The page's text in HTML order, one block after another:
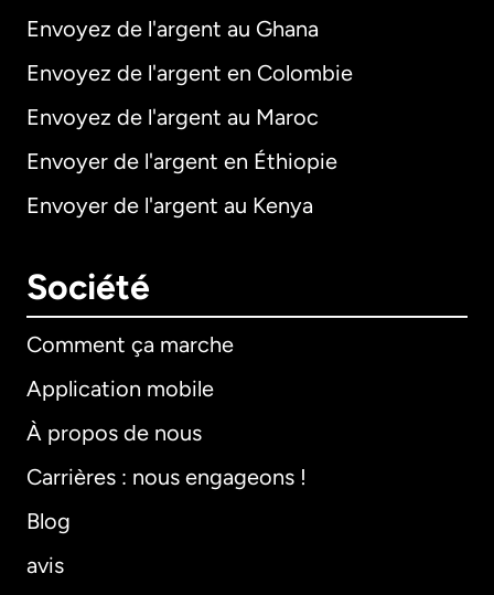
Envoyez de l'argent au Ghana
Envoyez de l'argent en Colombie
Envoyez de l'argent au Maroc
Envoyer de l'argent en Éthiopie
Envoyer de l'argent au Kenya
Société
Comment ça marche
Application mobile
À propos de nous
Carrières : nous engageons !
Blog
avis